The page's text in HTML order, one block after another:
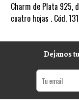
Charm de Plata 925,
cuatro hojas . Cód.
Dejanos